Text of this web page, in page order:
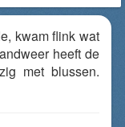
kwam flink wat
heeft de
met blussen.